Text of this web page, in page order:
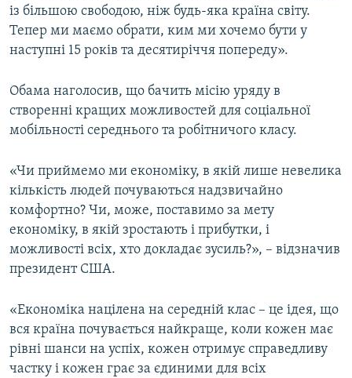
із більшою свободою, ніж будь-яка країна світу.
Тепер ми маємо обрати, ким ми хочемо бути у
наступні 15 років та десятиріччя попереду».
Обама наголосив, що бачить місію уряду в
створенні кращих можливостей для соціальної
мобільності середнього та робітничого класу.
«Чи приймемо ми економіку, в якій лише невелика
кількість людей почуваються надзвичайно
комфортно? Чи, може, поставимо за мету
економіку, в якій зростають і прибутки, і
можливості всіх, хто докладає зусиль?», – відзначив
президент США.
«Економіка націлена на середній клас – це ідея, що
вся країна почувається найкраще, коли кожен має
рівні шанси на успіх, кожен отримує справедливу
частку і кожен грає за єдиними для всіх